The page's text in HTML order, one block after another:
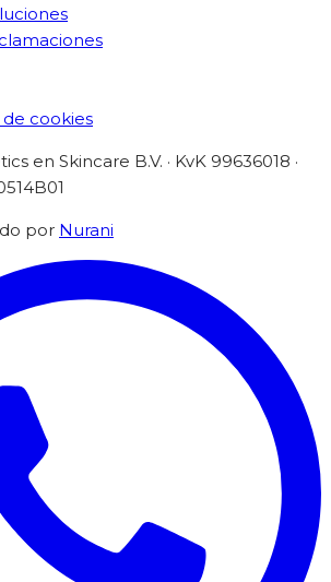
cookies
en Skincare B.V. · KvK 99636018 ·
por Nurani